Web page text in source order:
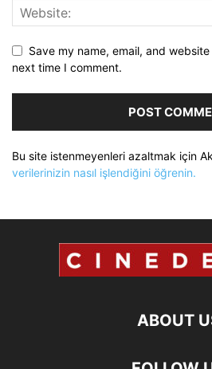
Save my name, email, and
next time I comment.
Bu site istenmeyenleri azaltmak için
verilerinizin nasıl işlendiğini öğrenin.
ABOUT